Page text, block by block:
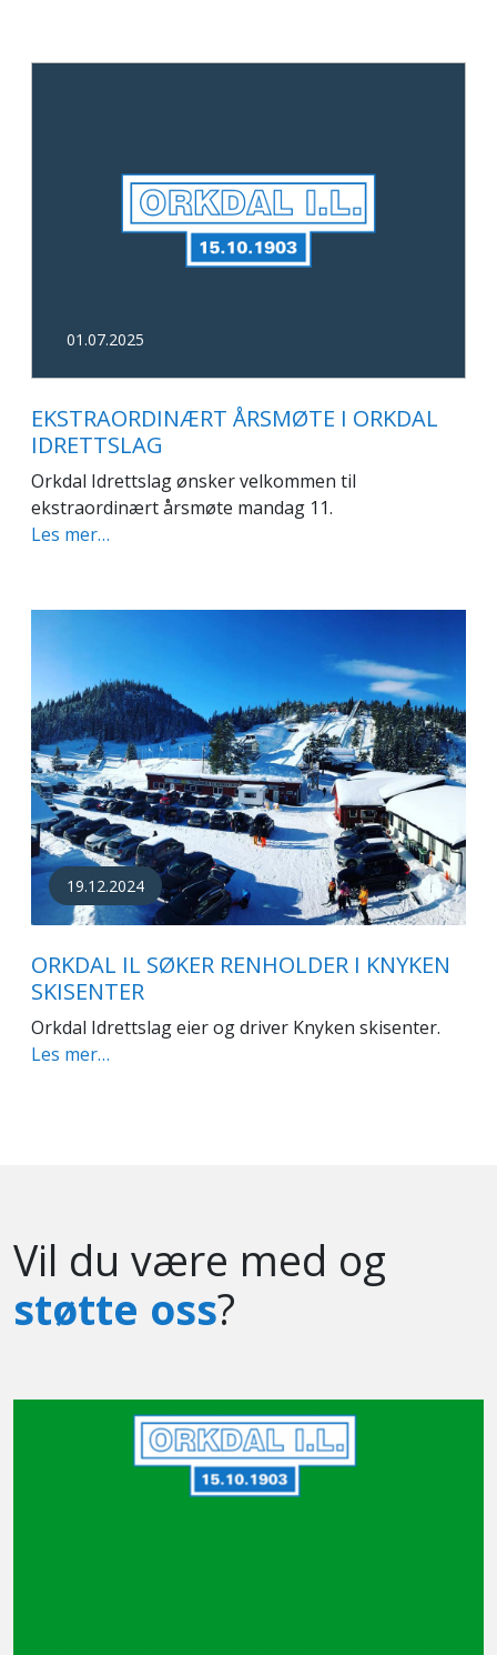
01.07.2025
EKSTRAORDINÆRT ÅRSMØTE I ORKDAL
IDRETTSLAG
Orkdal Idrettslag ønsker velkommen til
ekstraordinært årsmøte mandag 11.
Les mer…
19.12.2024
ORKDAL IL SØKER RENHOLDER I KNYKEN
SKISENTER
Orkdal Idrettslag eier og driver Knyken skisenter.
Les mer…
Vil du være med og
støtte oss?